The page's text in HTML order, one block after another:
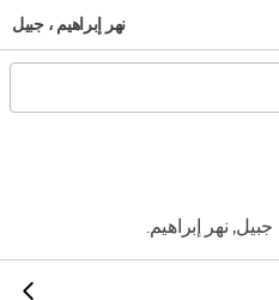
نهر إبراهيم ، جبيل
نهر إبراهيم.